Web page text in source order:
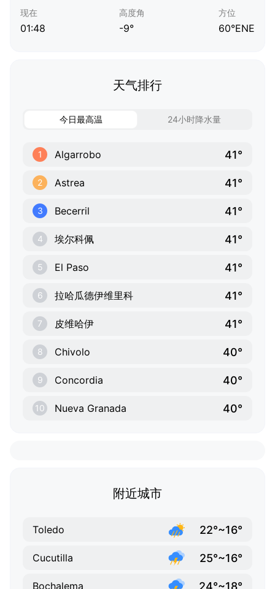
现在
01:48
高度角
-9°
方位
60°ENE
天气排行
今日最高温 24小时降水量
1 Algarrobo 41°
2 Astrea 41°
3 Becerril 41°
4 埃尔科佩 41°
5 El Paso 41°
6 拉哈瓜德伊维里科 41°
7 皮维哈伊 41°
8 Chivolo 40°
9 Concordia 40°
10 Nueva Granada 40°
附近城市
Toledo 22°~16°
Cucutilla 25°~16°
Bochalema 24°~18°